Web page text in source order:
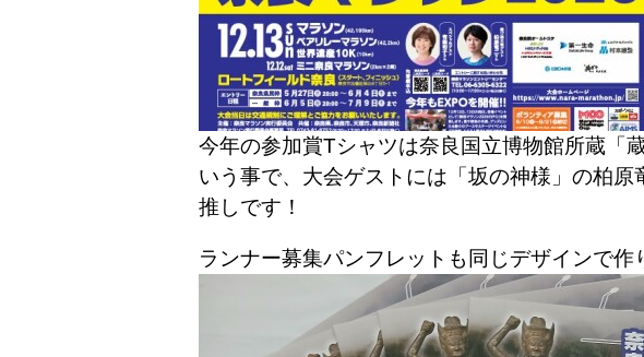
今年の参加賞Tシャツは奈良国立博物館所蔵「
いう事で、大会ゲストには「坂の神様」の柏原
推しです！
ランナー募集パンフレットも同じデザインで作